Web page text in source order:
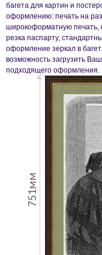
багета для картин и
оформлению: печать на
широкоформатную печать,
резка паспарту,
оформление зеркал в
возможность загрузить
подходящего оформления.
751мм